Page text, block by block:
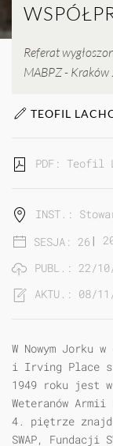
Referat
MABPZ - Kraków
W Nowym Jorku
i Irving Place
1949 roku jest
Weteranów
4. piętrze
SWAP, Fundacji
TEOFIL
PDF: Teofil
INST.:
SESJA: 26 |
PUBL.: 22/
AKTU.: 08/